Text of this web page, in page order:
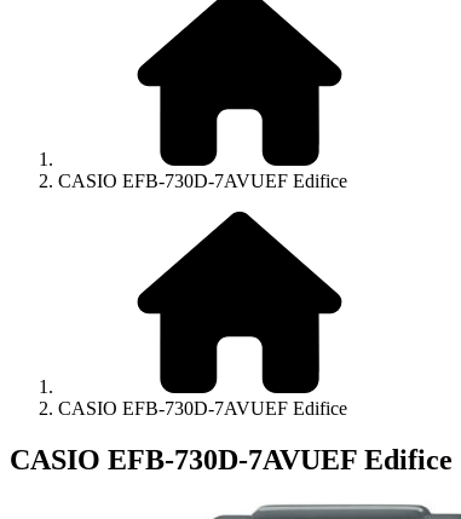
CASIO EFB-730D-7AVUEF Edifice
CASIO EFB-730D-7AVUEF Edifice
CASIO EFB-730D-7AVUEF Edifice